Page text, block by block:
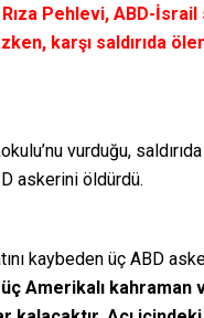
Pehlevi, ABD-İsrail
karşı saldırıda
vurduğu,
askerini öldürdü.
kaybeden üç ABD
Amerikalı kahraman